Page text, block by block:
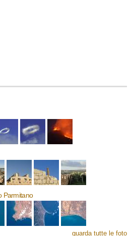
Parmitano
guarda tutte le foto